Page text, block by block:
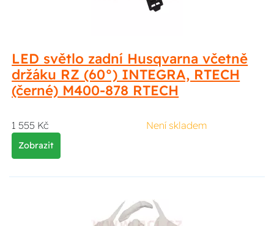
LED světlo zadní Husqvarna včetně
držáku RZ (60°) INTEGRA, RTECH
(černé) M400-878 RTECH
1 555 Kč Není skladem
Zobrazit